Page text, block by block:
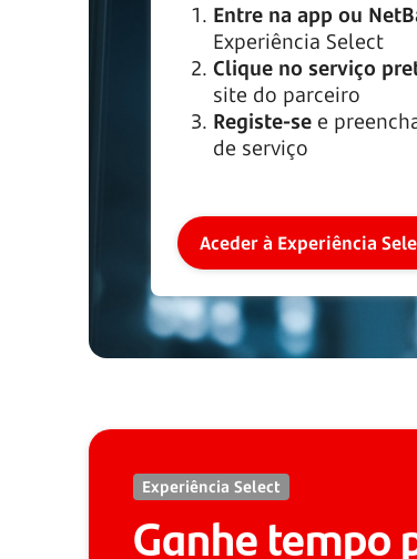
Entre na app ou
Experiência Select
Clique no serviço
site do parceiro
Registe-se e
de serviço
Aceder à Experiência
Experiência Select
Ganhe tempo